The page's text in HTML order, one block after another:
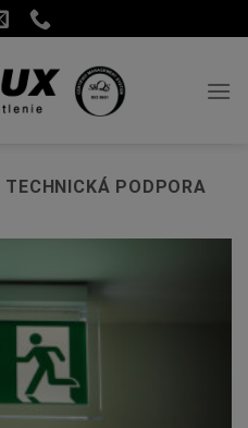
TECHNICKÁ PODPORA